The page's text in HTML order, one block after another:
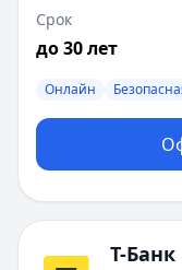
Срок
до 30 лет
Онлайн
Т-Банк